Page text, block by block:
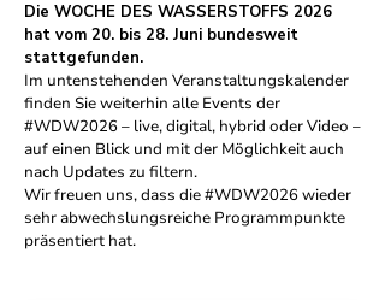
Die WOCHE DES WASSERSTOFFS 2026
hat vom 20. bis 28. Juni bundesweit
stattgefunden.
Im untenstehenden Veranstaltungskalender
finden Sie weiterhin alle Events der
#WDW2026 – live, digital, hybrid oder Video –
auf einen Blick und mit der Möglichkeit auch
nach Updates zu filtern.
Wir freuen uns, dass die #WDW2026 wieder
sehr abwechslungsreiche Programmpunkte
präsentiert hat.